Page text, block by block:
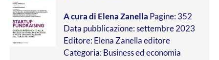
prezzo:
da
€24.99
a
A cura di Elena Zanella Pagine: 352
Data pubblicazione: settembre 2023
Editore: Elena Zanella editore
Categoria: Business ed economia